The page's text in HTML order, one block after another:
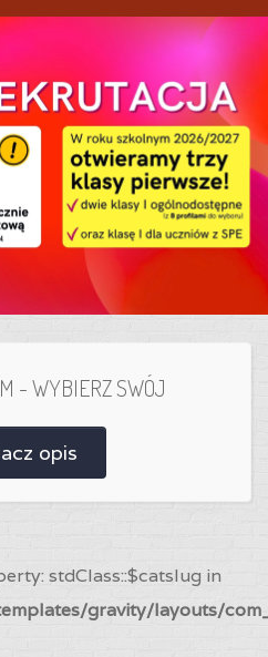
- WYBIERZ SWÓJ
opis
stdClass::$catslug in
gravity/layouts/